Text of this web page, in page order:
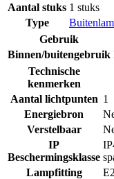
Aantal stuks 1 stuks
Type
Gebruik
Binnen/buitengebruik
Technische
kenmerken
Aantal lichtpunten 1
Energiebron
Verstelbaar
IP
Beschermingsklasse
Lampfitting